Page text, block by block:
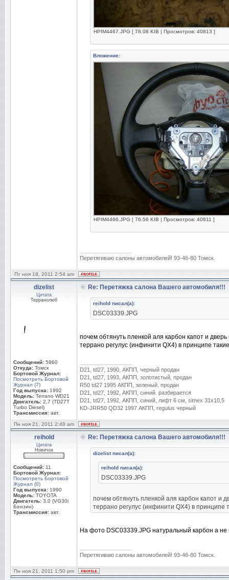
HPIM4467.JPG [ 78.08 KIB | Просмотров: 40813 ]
Вложение:
HPIM4466.JPG [ 76.56 KIB | Просмотров: 40811 ]
Перетягиваю салоны автомобилей! 93-46-80 Томск.
Пт ноя 18, 2011 2:54 am
dizelist
Цитата
Терранолюб
Сообщений: 5860
Откуда: Томск
Бортовой Журнал:
Посмотреть Бортовой
Журнал (7)
Год выпуска: 1992
Модель: Terrano WD21
Двигатель: 2.7 (TD27T
Turbo Diesel)
Трансмиссия: авт.
Re: Перетяжка салона Вашего автомобиля!!!
reihold писал(а):
DSC03339.JPG
почем обтянуть пленкой аля карбон капот и дверь
террано регулус (инфинити QX4) в принципе
D21, td27, 1990, АКПП, черный продан
D21, td27, 1993, АКПП, золотистый, продан
R50 td27 1995 АКПП, зеленый. продан
D21, td27, 1992, АКПП, синий. разбирается
D21, td27, 1992, АКПП, синий, лифт 6 см, simex 31x10,5
KD-JRR50 QD32 1997 АКПП, regulus черный
Пн ноя 21, 2011 2:48 am
reihold
Цитата
Новичок
Сообщений: 11
Бортовой Журнал:
Посмотреть Бортовой
Журнал (0)
Год выпуска: 1990
Модель: TOYOTA
Двигатель: 3.0 (VG30i
Бензин)
Трансмиссия: авт.
Re: Перетяжка салона Вашего автомобиля!!!
dizelist писал(а):
reihold писал(а):
DSC03339.JPG
почем обтянуть пленкой аля карбон капот и
террано регулус (инфинити QX4) в принципе
На фото DSC03339.JPG натуральный карбон а
Перетягиваю салоны автомобилей! 93-46-80 Томск.
Пн ноя 21, 2011 1:50 pm